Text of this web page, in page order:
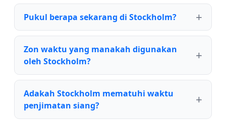
Pukul berapa sekarang di Stockholm?
Zon waktu yang manakah digunakan
oleh Stockholm?
Adakah Stockholm mematuhi waktu
penjimatan siang?